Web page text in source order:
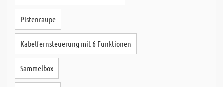
Pistenraupe
Kabelfernsteuerung mit 6 Funktionen
Sammelbox